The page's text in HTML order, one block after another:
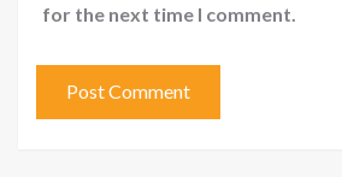
for the next time I comment.